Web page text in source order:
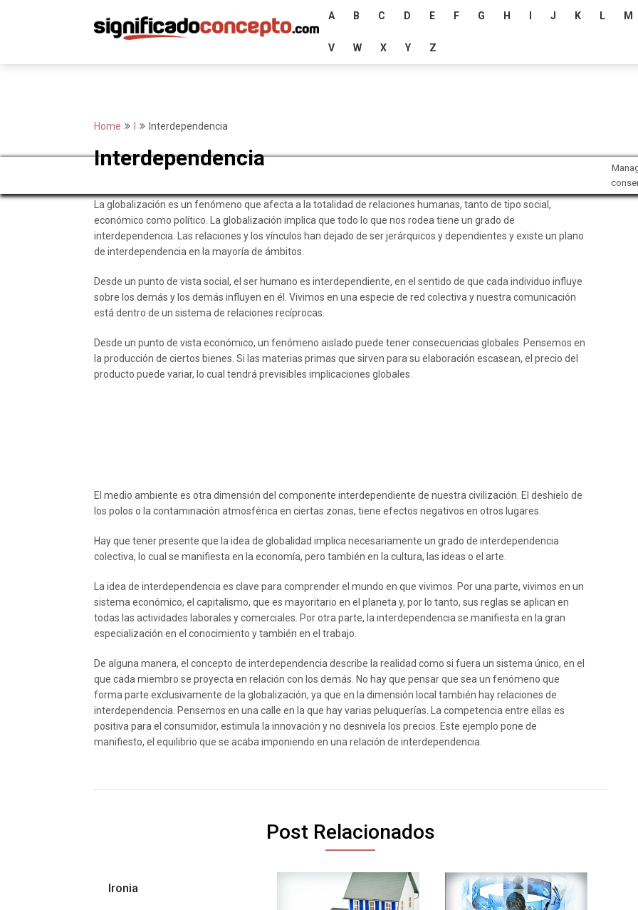
A B C D E F G H J K L M
V W X Y Z
Home Interdependencia
Interdependencia
La globalización es un fenómeno que afecta a la totalidad de relaciones humanas, tanto de tipo social,
económico como político. La globalización implica que todo lo que nos rodea tiene un grado de
interdependencia. Las relaciones y los vínculos han dejado de ser jerárquicos y dependientes y existe un plano
de interdependencia en la mayoría de ámbitos.
Desde un punto de vista social, el ser humano es interdependiente, en el sentido de que cada individuo influye
sobre los demás y los demás influyen en él. Vivimos en una especie de red colectiva y nuestra comunicación
está dentro de un sistema de relaciones recíprocas.
Desde un punto de vista económico, un fenómeno aislado puede tener consecuencias globales. Pensemos en
la producción de ciertos bienes. Si las materias primas que sirven para su elaboración escasean, el precio del
producto puede variar, lo cual tendrá previsibles implicaciones globales.
El medio ambiente es otra dimensión del componente interdependiente de nuestra civilización. El deshielo de
los polos o la contaminación atmosférica en ciertas zonas, tiene efectos negativos en otros lugares.
Hay que tener presente que la idea de globalidad implica necesariamente un grado de interdependencia
colectiva, lo cual se manifiesta en la economía, pero también en la cultura, las ideas o el arte.
La idea de interdependencia es clave para comprender el mundo en que vivimos. Por una parte, vivimos en un
sistema económico, el capitalismo, que es mayoritario en el planeta y, por lo tanto, sus reglas se aplican en
todas las actividades laborales y comerciales. Por otra parte, la interdependencia se manifiesta en la gran
especialización en el conocimiento y también en el trabajo.
De alguna manera, el concepto de interdependencia describe la realidad como si fuera un sistema único, en el
que cada miembro se proyecta en relación con los demás. No hay que pensar que sea un fenómeno que
forma parte exclusivamente de la globalización, ya que en la dimensión local también hay relaciones de
interdependencia. Pensemos en una calle en la que hay varias peluquerías. La competencia entre ellas es
positiva para el consumidor, estimula la innovación y no desnivela los precios. Este ejemplo pone de
manifiesto, el equilibrio que se acaba imponiendo en una relación de interdependencia.
Post Relacionados
Ironia